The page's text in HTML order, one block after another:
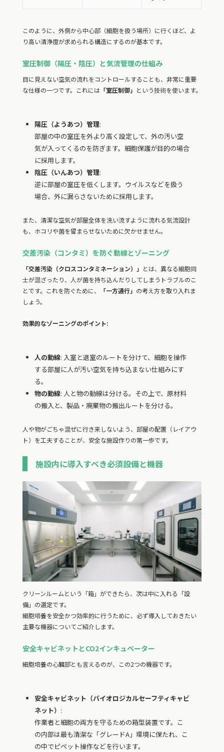
このように、外側から中心部（細胞を扱う場所）に行くほど、よ
り高い清浄度が求められる構造にするのが基本です。
室圧制御（陽圧・陰圧）と気流管理の仕組み
目に見えない空気の流れをコントロールすることも、非常に重要
な仕様の一つです。これには 「室圧制御」 という技術を使います。
陽圧（ようあつ）管理:
部屋の中の室圧を外より高く設定して、外の汚い空
気が入ってくるのを防ぎます。細胞保護が目的の場合
に採用します。
陰圧（いんあつ）管理:
逆に部屋の室圧を低くします。ウイルスなどを扱う
場合、外に漏らさないために採用します。
また、清潔な空気が部屋全体を洗い流すように流れる気流設計
も、ホコリや菌を留まらせないために欠かせません。
交差汚染（コンタミ）を防ぐ動線とゾーニング
「交差汚染（クロスコンタミネーション）」 とは、異なる細胞同
士が混ざったり、人が菌を持ち込んだりしてしまうトラブルのこ
とです。これを防ぐために、
「一方通行」 の考え方を取り入れま
しょう。
効果的なゾーニングのポイント:
人の動線: 入室と退室のルートを分けて、細胞を操作
する部屋に人が汚い空気を持ち込まない仕組みにす
る。
物の動線: 人と物の動線は分ける。その上で、原材料
の搬入と、製品・廃棄物の搬出ルートを分ける。
人や物がごちゃ混ぜに行き来しないよう、部屋の配置（レイアウ
ト）を工夫することが、安全な施設作りの第一歩です。
施設内に導入すべき必須設備と機器
クリーンルームという「箱」ができたら、次は中に入れる「設
備」の選定です。
細胞培養を安全かつ効率的に行うために、必ず導入しておきたい
主要な機器についてご紹介します。
安全キャビネットとCO2インキュベーター
細胞培養の心臓部とも言えるのが、この2つの機器です。
安全キャビネット（バイオロジカルセーフティキャビ
ネット） :
作業者と細胞の両方を守るための箱型装置です。こ
の内部は最も清潔な「グレードA」環境に保たれ、こ
の中でピペット操作などを行います。